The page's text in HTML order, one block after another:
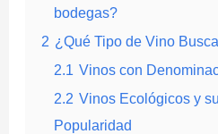
bodegas?
2 ¿Qué Tipo de Vino
2.1 Vinos con
2.2 Vinos Ecológicos y
Popularidad